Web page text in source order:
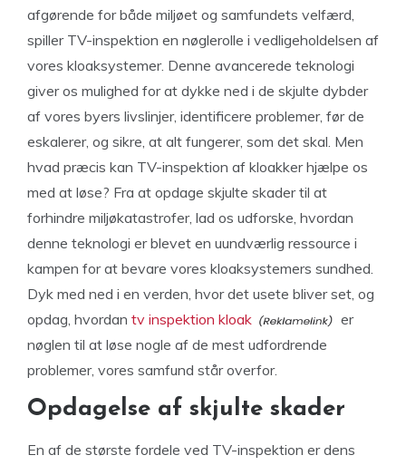
afgørende for både miljøet og samfundets velfærd,
spiller TV-inspektion en nøglerolle i vedligeholdelsen af
vores kloaksystemer. Denne avancerede teknologi
giver os mulighed for at dykke ned i de skjulte dybder
af vores byers livslinjer, identificere problemer, før de
eskalerer, og sikre, at alt fungerer, som det skal. Men
hvad præcis kan TV-inspektion af kloakker hjælpe os
med at løse? Fra at opdage skjulte skader til at
forhindre miljøkatastrofer, lad os udforske, hvordan
denne teknologi er blevet en uundværlig ressource i
kampen for at bevare vores kloaksystemers sundhed.
Dyk med ned i en verden, hvor det usete bliver set, og
opdag, hvordan tv inspektion kloak
er
nøglen til at løse nogle af de mest udfordrende
problemer, vores samfund står overfor.
Opdagelse af skjulte skader
En af de største fordele ved TV-inspektion er dens